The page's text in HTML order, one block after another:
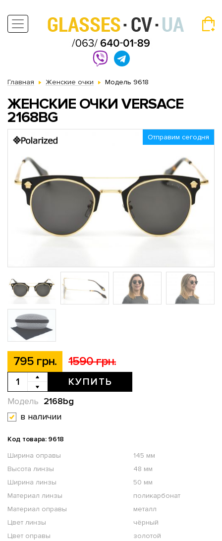
Главная Женские очки Модель 9618
ЖЕНСКИЕ ОЧКИ VERSACE
2168BG
Отправим сегодня
795 грн. 1590 грн.
КУПИТЬ
2168bg
Модель
в наличии
Код товара: 9618
Ширина оправы
145 мм
Высота линзы
48 мм
Ширина линзы
50 мм
Материал линзы
поликарбонат
Материал оправы
металл
Цвет линзы
чёрный
Цвет оправы
золотой